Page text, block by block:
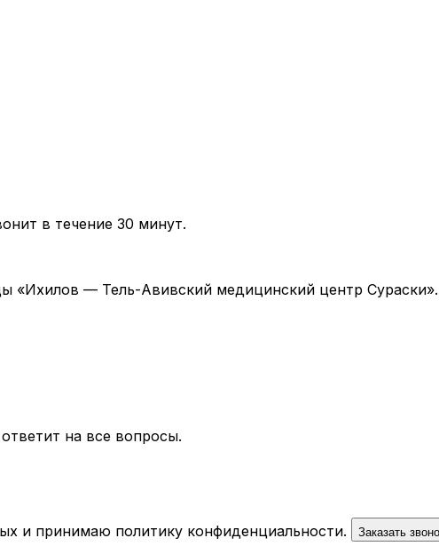
в течение 30 минут.
«Ихилов — Тель-Авивский медицинский центр
на все вопросы.
и принимаю политику конфиденциальности. Заказать